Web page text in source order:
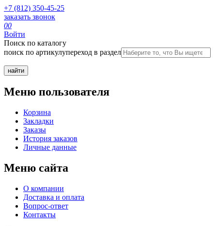
+7 (812) 350-45-25
заказать звонок
00
Войти
Поиск по каталогу
поиск по артикулупереход в раздел
Меню пользователя
Корзина
Закладки
Заказы
История заказов
Личные данные
Меню сайта
О компании
Доставка и оплата
Вопрос-ответ
Контакты